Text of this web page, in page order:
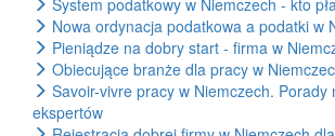
Nowa ordynacja podatkowa a podatki w
Pieniądze na dobry start - firma w
Obiecujące branże dla pracy w
Savoir-vivre pracy w Niemczech. Porady
ekspertów